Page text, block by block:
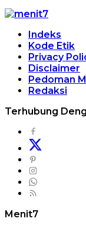
Indeks
Kode Etik
Privacy
Disclaimer
Pedoman
Redaksi
Terhubung
Menit7